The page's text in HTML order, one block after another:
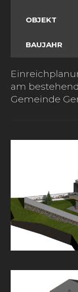
OBJEKT
BAUJAHR
am
Gemeinde